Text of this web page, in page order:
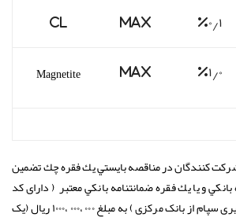
%۰٫۱ Max
Cl
%۱٫۰ Max
Magnetite
كنندگان در مناقصه بايستي يك فقره چك تضمين
و يا يك فقره ضمانتنامه بانكي معتبر ( دارای کد
رهگیری سپام از بانک مرکزی ) به مبلغ ۰۰۰ ،۰۰۰ ،۱۰۰۰ ريال (یک